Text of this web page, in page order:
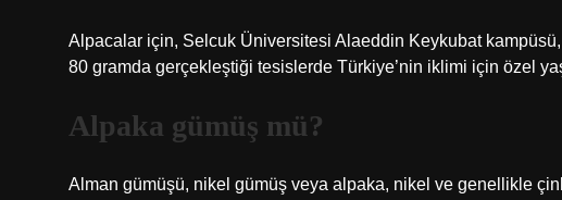
Alpacalar için, Selcuk Üniversitesi Alaeddin Keykubat
80 gramda gerçekleştiği tesislerde Türkiye’nin iklimi için özel
Alpaka gümüş mü?
Alman gümüşü, nikel gümüş veya alpaka, nikel ve genellikle